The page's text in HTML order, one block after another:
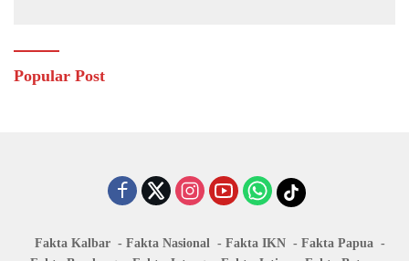
Popular Post
Fakta Kalbar Fakta Nasional Fakta IKN
Fakta Papua